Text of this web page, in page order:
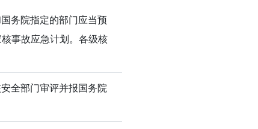
务院指定的部门应当预
事故应急计划。各级核
全部门审评并报国务院